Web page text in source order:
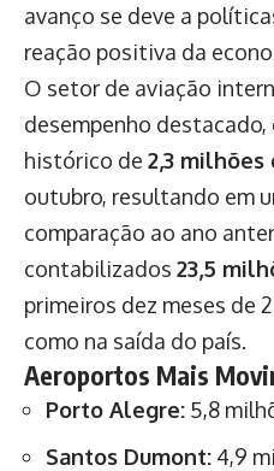
avanço se deve a
reação positiva da
O setor de aviação
desempenho destacado,
histórico de 2,3 milhões
outubro, resultando em
comparação ao ano
contabilizados 23,5
primeiros dez meses de
como na saída do país.
Aeroportos Mais
Porto Alegre: 5,8
Santos Dumont: 4,9